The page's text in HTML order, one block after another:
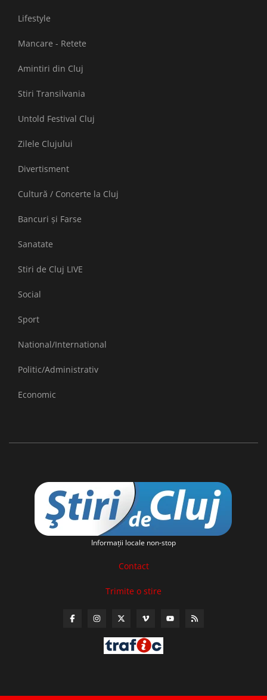
Lifestyle
Mancare - Retete
Amintiri din Cluj
Stiri Transilvania
Untold Festival Cluj
Zilele Clujului
Divertisment
Cultură / Concerte la Cluj
Bancuri și Farse
Sanatate
Stiri de Cluj LIVE
Social
Sport
National/International
Politic/Administrativ
Economic
Informaţii locale non-stop
Contact
Trimite o stire